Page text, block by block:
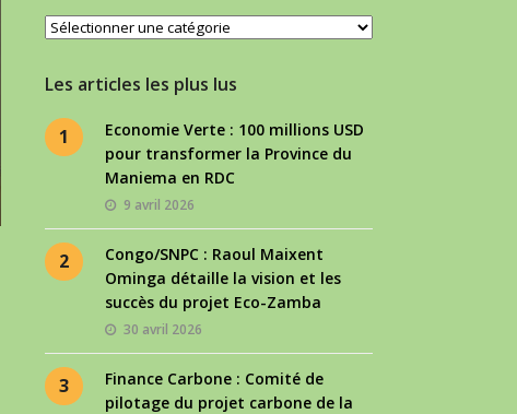
Catégories
Les articles les plus lus
1
Economie Verte : 100 millions USD
pour transformer la Province du
Maniema en RDC
9 avril 2026
2
Congo/SNPC : Raoul Maixent
Ominga détaille la vision et les
succès du projet Eco-Zamba
30 avril 2026
3
Finance Carbone : Comité de
pilotage du projet carbone de la